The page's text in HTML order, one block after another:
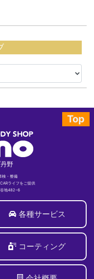
Top
野
検・整備
ライフをご提供
地482−6
各種サービス
コーティング